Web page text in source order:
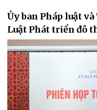
Ủy ban Pháp luật
Luật Phát triển đô